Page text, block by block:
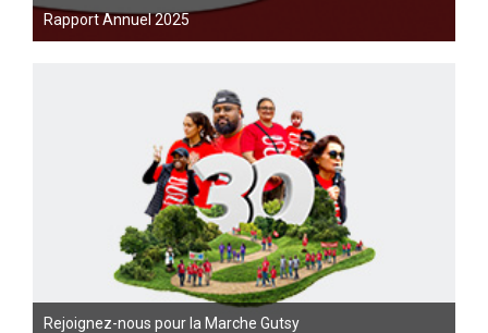
Rapport Annuel 2025
Rejoignez-nous pour la Marche Gutsy